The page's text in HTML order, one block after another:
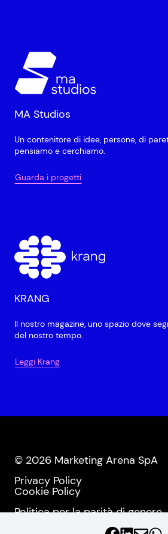
MA Studios
Un contenitore di idee, persone, di
pensiamo e cerchiamo.
Guarda i progetti
KRANG
Il nostro magazine, uno spazio dove
del nostro tempo.
Leggi Krang
© 2026 Marketing Arena SpA
Privacy Policy
Cookie Policy
Politica per la parità di genere